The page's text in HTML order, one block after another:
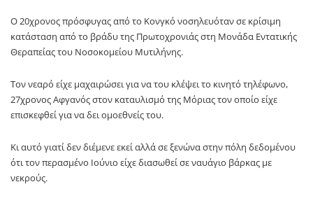
Ο 20χρονος πρόσφυγας από το Κονγκό νοσηλευόταν σε κρίσιμη
κατάσταση από το βράδυ της Πρωτοχρονιάς στη Μονάδα Εντατικής
Θεραπείας του Νοσοκομείου Μυτιλήνης.
Τον νεαρό είχε μαχαιρώσει για να του κλέψει το κινητό τηλέφωνο,
27χρονος Αφγανός στον καταυλισμό της Μόριας τον οποίο είχε
επισκεφθεί για να δει ομοεθνείς του.
Κι αυτό γιατί δεν διέμενε εκεί αλλά σε ξενώνα στην πόλη δεδομένου
ότι τον περασμένο Ιούνιο είχε διασωθεί σε ναυάγιο βάρκας με
νεκρούς.